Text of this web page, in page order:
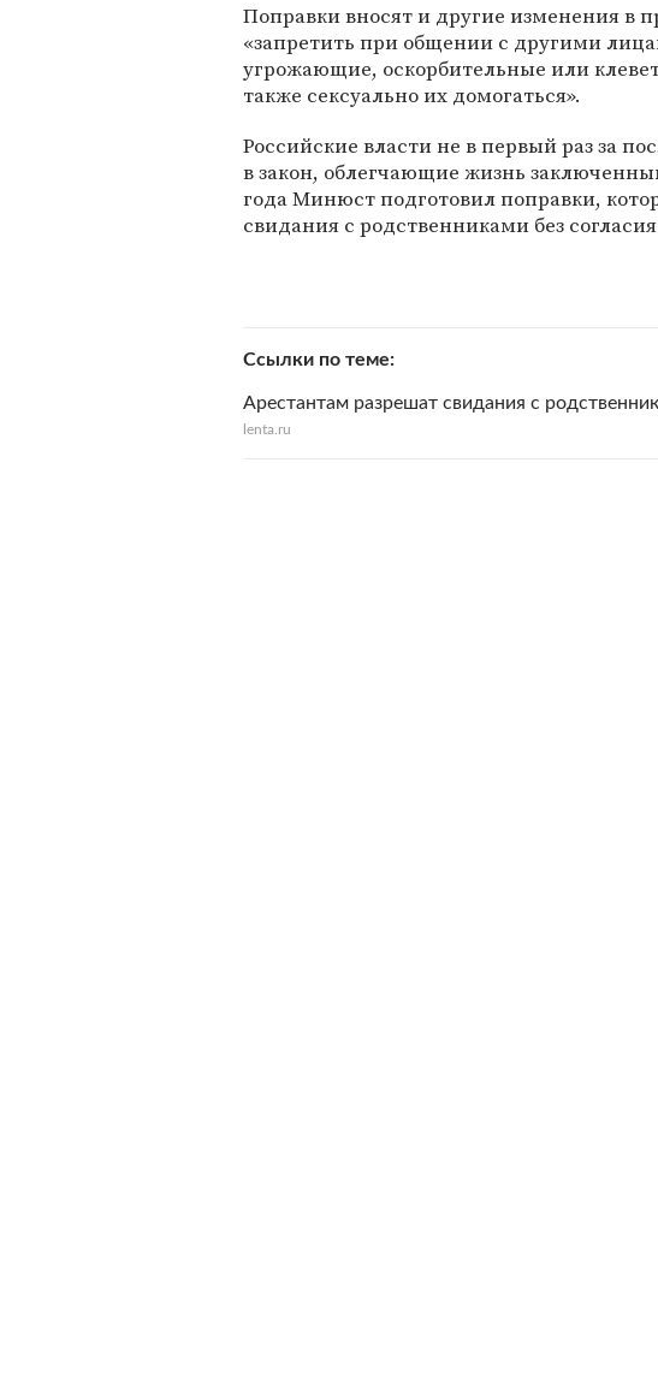
Поправки вносят и другие изменения
«запретить при общении с другими
угрожающие, оскорбительные или
также сексуально их домогаться».
Российские власти не в первый раз за
в закон, облегчающие жизнь
года Минюст подготовил поправки,
свидания с родственниками без
Ссылки по теме
Арестантам разрешат свидания с
lenta.ru